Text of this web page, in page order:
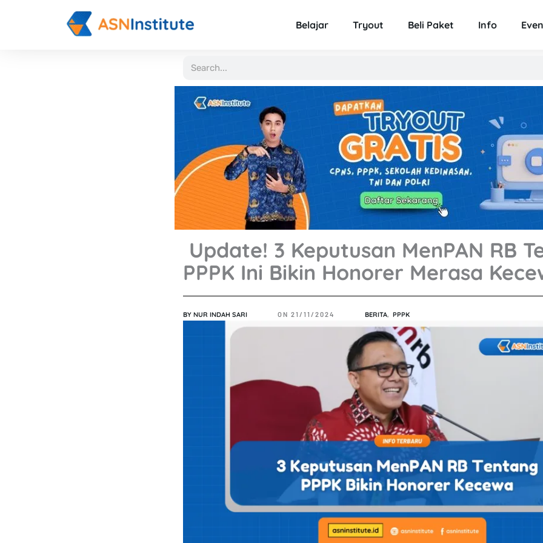
Belajar Tryout Beli Paket Info
Search
Update! 3 Keputusan MenPAN RB
PPPK Ini Bikin Honorer Merasa
BY NUR INDAH SARI ON 21/11/2024 BERITA, PPPK